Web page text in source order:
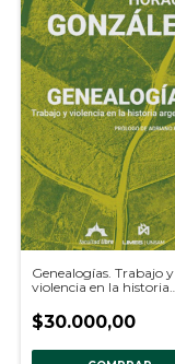
Genealogías. Trabajo y
violencia en la historia
González
$30.000,00